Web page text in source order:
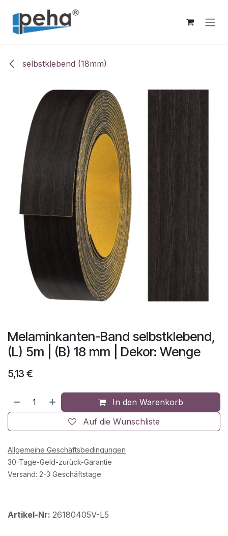
selbstklebend (18mm)
Melaminkanten-Band selbstklebend,
(L) 5m | (B) 18 mm | Dekor: Wenge
5,13 €
In den Warenkorb
Auf die Wunschliste
Allgemeine Geschäftsbedingungen
30-Tage-Geld-zurück-Garantie
Versand: 2-3 Geschäftstage
Artikel-Nr: 26180405V-L5